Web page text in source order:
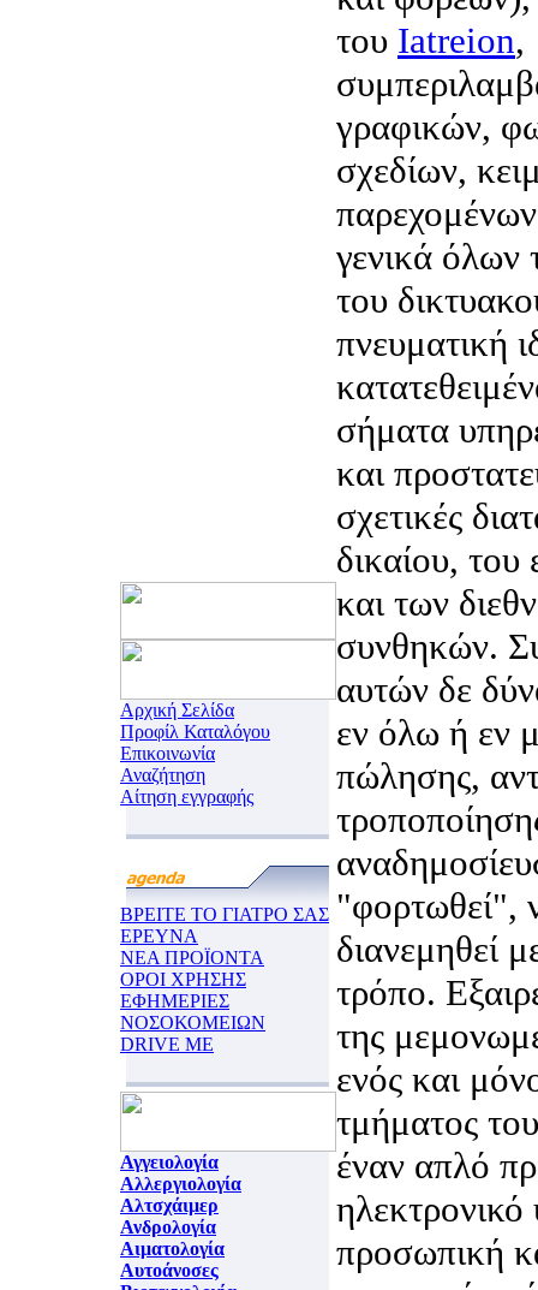
Αρχική Σελίδα
Προφίλ Καταλόγου
Επικοινωνία
Αναζήτηση
Αίτηση εγγραφής
ΒΡΕΙΤΕ ΤΟ ΓΙΑΤΡΟ ΣΑΣ
ΕΡΕΥΝΑ
ΝΕΑ ΠΡΟΪΟΝΤΑ
ΟΡΟΙ ΧΡΗΣΗΣ
ΕΦΗΜΕΡΙΕΣ
ΝΟΣΟΚΟΜΕΙΩΝ
DRIVE ME
Αγγειολογία
Αλλεργιολογία
Αλτσχάιμερ
Ανδρολογία
Αιματολογία
Αυτοάνοσες
του Iatreion,
γραφικών,
σχεδίων,
γενικά όλων
του
πνευματική
σήματα
και
σχετικές
δικαίου, του
και των
συνθηκών.
αυτών δε
εν όλω ή εν
πώλησης,
"φορτωθεί",
διανεμηθεί
τρόπο.
της
ενός και
τμήματος
έναν απλό
ηλεκτρονικό
προσωπική